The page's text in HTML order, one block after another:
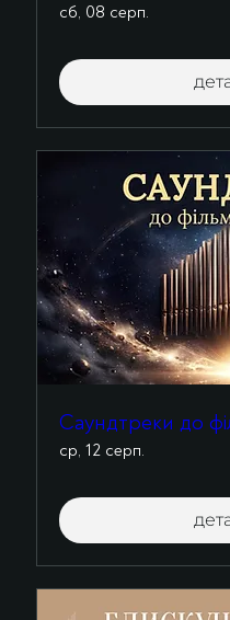
сб, 08 серп.
Саундтреки до
ср, 12 серп.